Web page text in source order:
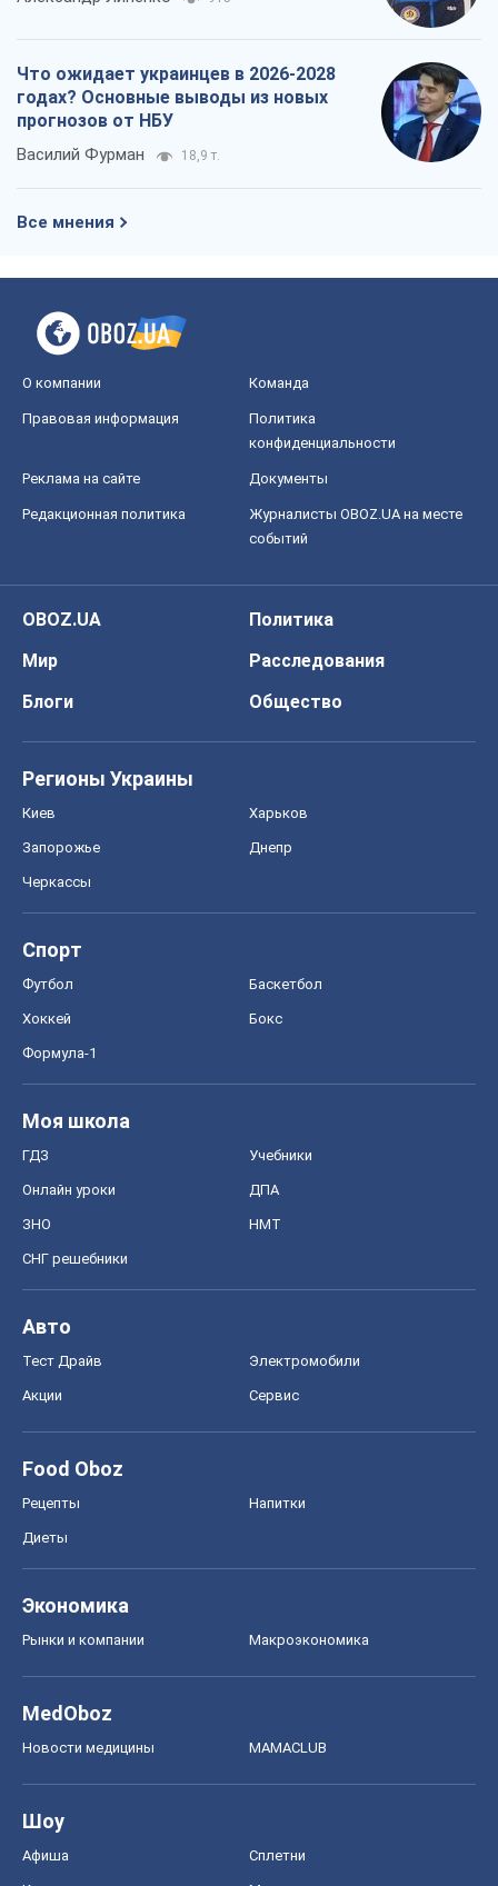
Что ожидает украинцев в 2026-2028
годах? Основные выводы из новых
прогнозов от НБУ
Василий Фурман 18,9 т.
Все мнения
О компании Команда
Правовая информация
Политика
конфиденциальности
Реклама на сайте Документы
Редакционная политика
Журналисты OBOZ.UA на месте
событий
OBOZ.UA
Политика
Мир
Расследования
Блоги
Общество
Регионы Украины
Киев Харьков
Запорожье Днепр
Черкассы
Спорт
Футбол Баскетбол
Хоккей Бокс
Формула-1
Моя школа
ГДЗ Учебники
Онлайн уроки ДПА
ЗНО НМТ
СНГ решебники
Авто
Тест Драйв Электромобили
Акции Сервис
Food Oboz
Рецепты Напитки
Диеты
Экономика
Рынки и компании Mакроэкономика
MedOboz
Новости медицины MAMACLUB
Шоу
Афиша Сплетни